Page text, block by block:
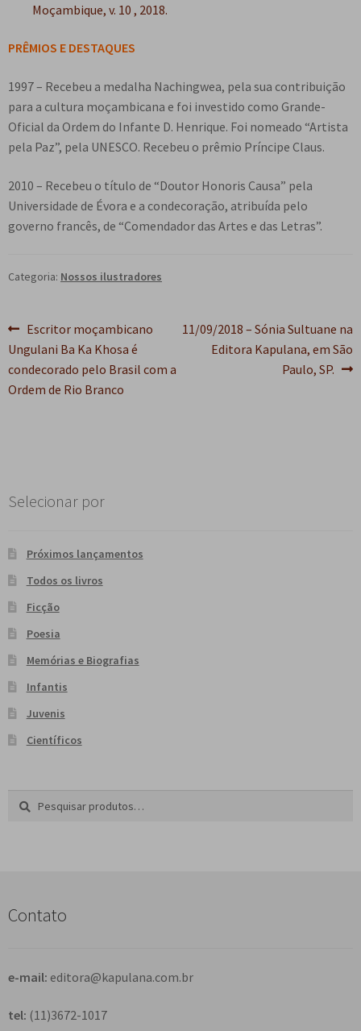
Moçambique, v. 10 , 2018.
PRÊMIOS E DESTAQUES
1997 – Recebeu a medalha Nachingwea, pela sua contribuição
para a cultura moçambicana e foi investido como Grande-
Oficial da Ordem do Infante D. Henrique. Foi nomeado “Artista
pela Paz”, pela UNESCO. Recebeu o prêmio Príncipe Claus.
2010 – Recebeu o título de “Doutor Honoris Causa” pela
Universidade de Évora e a condecoração, atribuída pelo
governo francês, de “Comendador das Artes e das Letras”.
Categoria: Nossos ilustradores
Navegação
de
Post
Post
anterior:
Escritor moçambicano
Ungulani Ba Ka Khosa é
condecorado pelo Brasil com a
Ordem de Rio Branco
Próximo
11/09/2018 – Sónia Sultuane na
Editora Kapulana, em São
Paulo, SP.
Selecionar por
Próximos lançamentos
Todos os livros
Ficção
Poesia
Memórias e Biografias
Infantis
Juvenis
Científicos
Pesquisar
a
Contato
e-mail: editora@kapulana.com.br
tel: (11)3672-1017